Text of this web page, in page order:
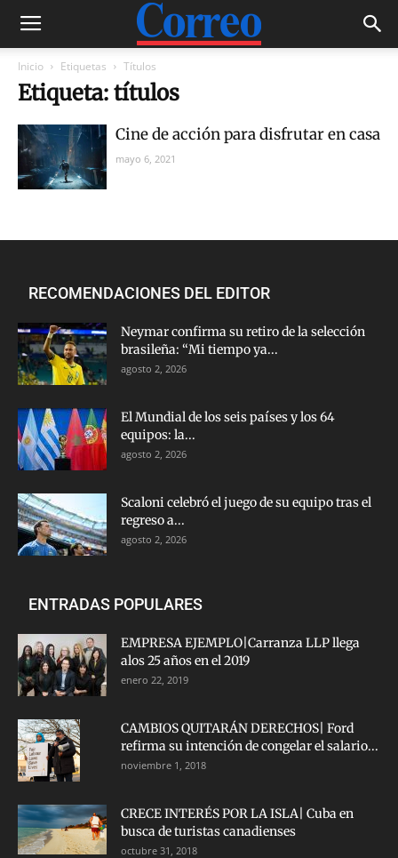
Inicio Etiquetas Títulos
Etiqueta: títulos
Cine de acción para disfrutar en casa
mayo 6, 2021
RECOMENDACIONES DEL EDITOR
Neymar confirma su retiro de la selección
brasileña: “Mi tiempo ya...
agosto 2, 2026
El Mundial de los seis países y los 64
equipos: la...
agosto 2, 2026
Scaloni celebró el juego de su equipo tras el
regreso a...
agosto 2, 2026
ENTRADAS POPULARES
EMPRESA EJEMPLO|Carranza LLP llega
alos 25 años en el 2019
enero 22, 2019
CAMBIOS QUITARÁN DERECHOS| Ford
refirma su intención de congelar el salario...
noviembre 1, 2018
CRECE INTERÉS POR LA ISLA| Cuba en
busca de turistas canadienses
octubre 31, 2018